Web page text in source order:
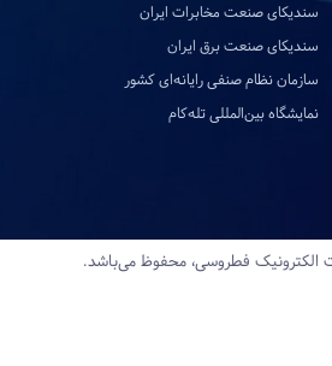
سندیکای صنعت مخابرات ایران
سندیکای صنعت برق ایران
سازمان نظام صنفی رایانه‌ای کشور
نمایشگاه بین‌المللی تله‌کام
فطروسی، محفوظ می‌باشد.